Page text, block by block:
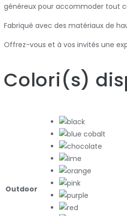
généreux pour accommoder tout
Fabriqué avec des matériaux de
Offrez-vous et à vos invités une
Colori(s)
Outdoor